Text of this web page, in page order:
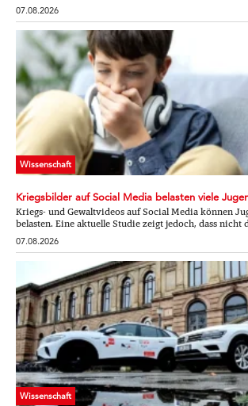
07.08.2026
Wissenschaft
Kriegsbilder auf Social Media belasten viele
Kriegs- und Gewaltvideos auf Social Media können
belasten. Eine aktuelle Studie zeigt jedoch, dass nicht
07.08.2026
Wissenschaft